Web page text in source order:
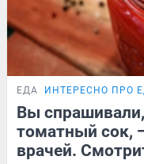
ЕДА ИНТЕРЕСНО ПРО
Вы
томатный сок,
врачей.